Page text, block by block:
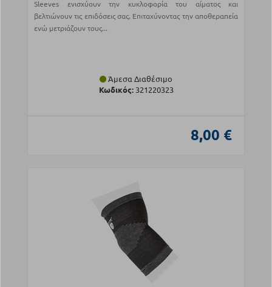
Sleeves ενισχύουν την κυκλοφορία του αίματος και
βελτιώνουν τις επιδόσεις σας. Επιταχύνοντας την αποθεραπεία
ενώ μετριάζουν τους...
Άμεσα Διαθέσιμο
Κωδικός:321220323
8,00 €